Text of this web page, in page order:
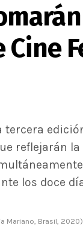
reflejarán
los doce
Mariano, Brasil,